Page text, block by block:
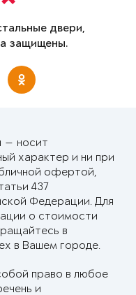
двери,
защищены.
— носит
характер и ни при
офертой,
437
Федерации. Для
о стоимости
в
в Вашем городе.
право в любое
и